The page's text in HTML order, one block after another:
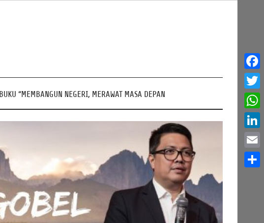
BUKU “MEMBANGUN NEGERI, MERAWAT MASA DEPAN
Email